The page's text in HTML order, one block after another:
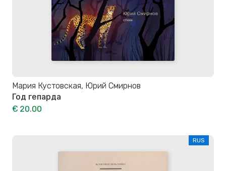
Мария Кустовская, Юрий Смирнов
Год гепарда
€ 20.00
RUS